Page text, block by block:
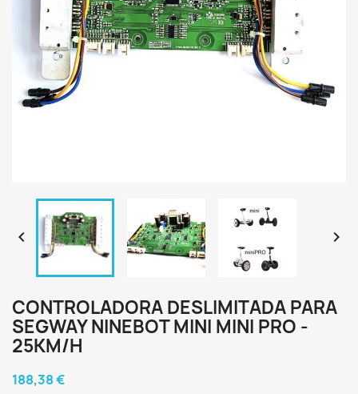
 
CONTROLADORA DESLIMITADA PARA
SEGWAY NINEBOT MINI MINI PRO -
25KM/H
188,38 €